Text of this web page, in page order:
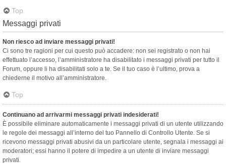
Top
Messaggi privati
Non riesco ad inviare messaggi privati!
Ci sono tre ragioni per cui questo può accadere: non sei registrato o non hai
effettuato l’accesso, l’amministratore ha disabilitato i messaggi privati per tutto il
Forum, oppure li ha disabilitati solo a te. Se il tuo caso è l’ultimo, prova a
chiederne il motivo all’amministratore.
Top
Continuano ad arrivarmi messaggi privati indesiderati!
È possibile eliminare automaticamente i messaggi privati ​​di un utente utilizzando
le regole dei messaggi all’interno del tuo Pannello di Controllo Utente. Se si
ricevono messaggi privati ​​abusivi da un particolare utente, segnala i messaggi ai
moderatori; essi hanno il potere di impedire a un utente di inviare messaggi
privati​​.